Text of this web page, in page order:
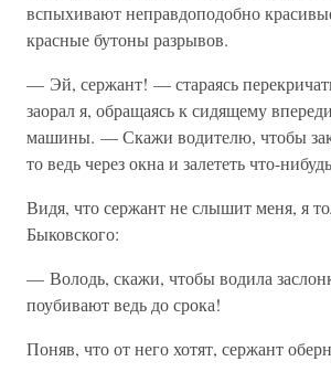
вспыхивают неправдоподобно
красные бутоны разрывов.
— Эй, сержант! — стараясь
заорал я, обращаясь к сидящему
машины. — Скажи водителю, чтобы
то ведь через окна и залететь что-
Видя, что сержант не слышит меня, я
Быковского:
— Володь, скажи, чтобы водила
поубивают ведь до срока!
Поняв, что от него хотят, сержант